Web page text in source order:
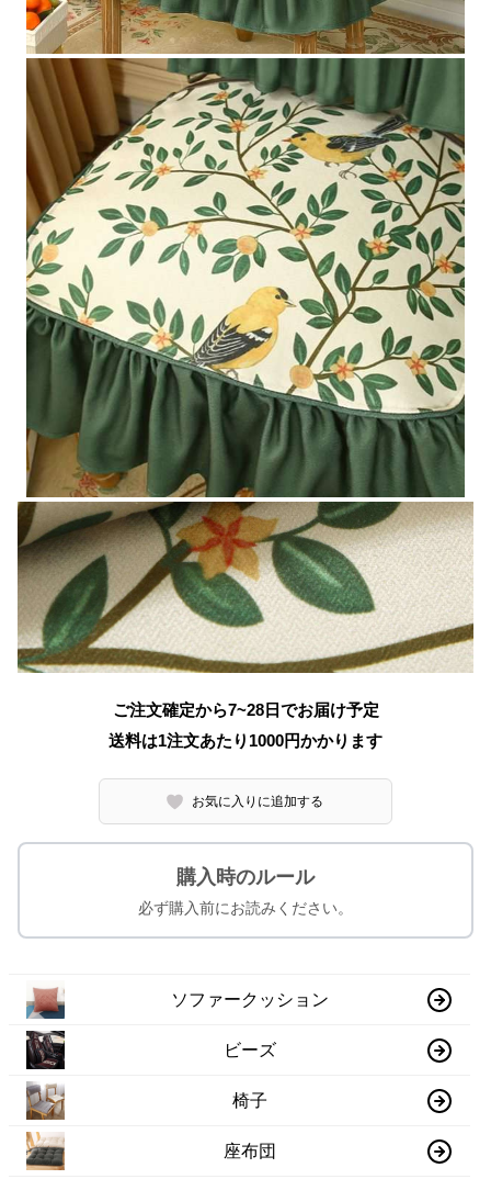
ご注文確定から7~28日でお届け予定
送料は1注文あたり 1000円かかります
お気に入りに追加する
購入時のルール
必ず購入前にお読みください。
ソファークッション
ビーズ
椅子
座布団